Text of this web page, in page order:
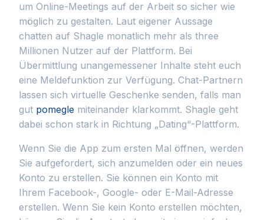
um Online-Meetings auf der Arbeit so sicher wie
möglich zu gestalten. Laut eigener Aussage
chatten auf Shagle monatlich mehr als three
Millionen Nutzer auf der Plattform. Bei
Übermittlung unangemessener Inhalte steht euch
eine Meldefunktion zur Verfügung. Chat-Partnern
lassen sich virtuelle Geschenke senden, falls man
gut pomegle miteinander klarkommt. Shagle geht
dabei schon stark in Richtung „Dating“-Plattform.
Wenn Sie die App zum ersten Mal öffnen, werden
Sie aufgefordert, sich anzumelden oder ein neues
Konto zu erstellen. Sie können ein Konto mit
Ihrem Facebook-, Google- oder E-Mail-Adresse
erstellen. Wenn Sie kein Konto erstellen möchten,